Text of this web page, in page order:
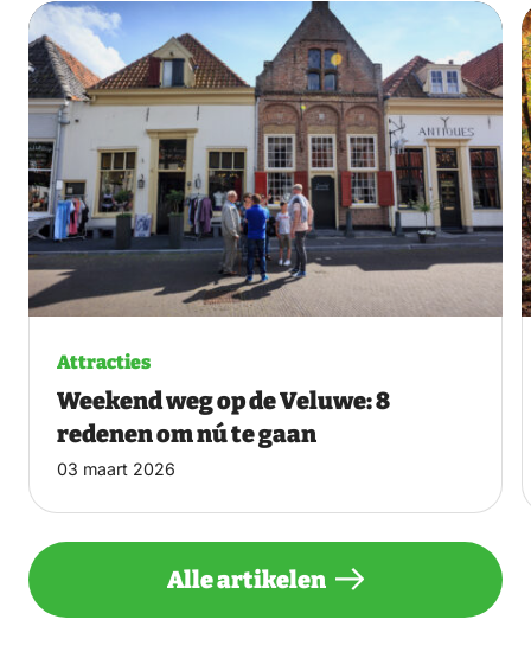
Attracties
Weekend weg op de Veluwe: 8
redenen om nú te gaan
03 maart 2026
Alle artikelen